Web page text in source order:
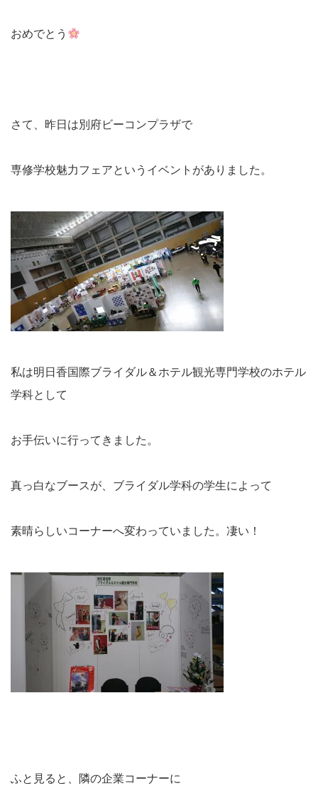
おめでとう
さて、昨日は別府ビーコンプラザで
専修学校魅力フェアというイベントがありました。
私は明日香国際ブライダル＆ホテル観光専門学校のホテル
学科として
お手伝いに行ってきました。
真っ白なブースが、ブライダル学科の学生によって
素晴らしいコーナーへ変わっていました。凄い！
ふと見ると、隣の企業コーナーに